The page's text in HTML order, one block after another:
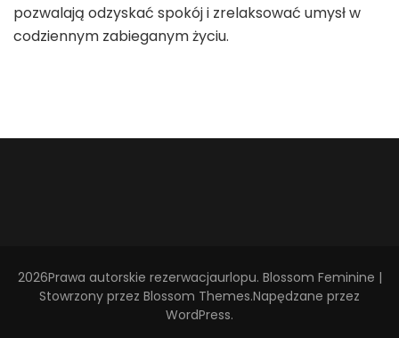
pozwalają odzyskać spokój i zrelaksować umysł w
codziennym zabieganym życiu.
2026Prawa autorskie rezerwacjaurlopu. Blossom Feminine |
Stowrzony przez Blossom Themes.Napędzane przez
WordPress.